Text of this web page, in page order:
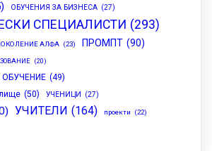
ОБУЧЕНИЯ ЗА БИЗНЕСА (27)
СПЕЦИАЛИСТИ (293)
АЛФА (23) ПРОМПТ (90)
(20)
(49)
(50) УЧЕНИЦИ (27)
УЧИТЕЛИ (164) проекти (22)